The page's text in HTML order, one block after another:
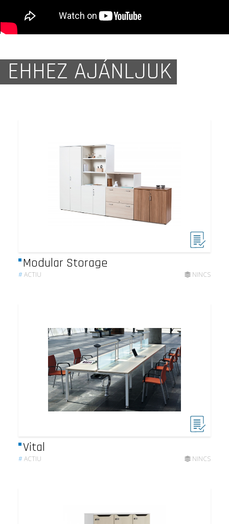
EHHEZ AJÁNLJUK
Modular Storage
#ACTIU NINCS
Vital
#ACTIU NINCS